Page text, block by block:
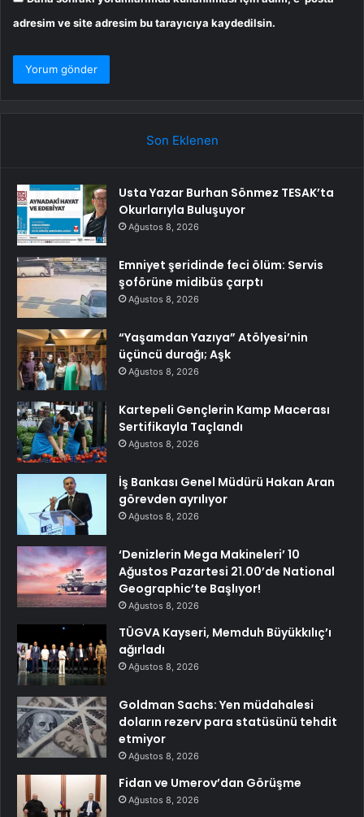
adresim ve site adresim bu tarayıcıya kaydedilsin.
Son Eklenen
Usta Yazar Burhan Sönmez TESAK’ta
Okurlarıyla Buluşuyor
Ağustos 8, 2026
Emniyet şeridinde feci ölüm: Servis
şoförüne midibüs çarptı
Ağustos 8, 2026
“Yaşamdan Yazıya” Atölyesi’nin
üçüncü durağı; Aşk
Ağustos 8, 2026
Kartepeli Gençlerin Kamp Macerası
Sertifikayla Taçlandı
Ağustos 8, 2026
İş Bankası Genel Müdürü Hakan Aran
görevden ayrılıyor
Ağustos 8, 2026
‘Denizlerin Mega Makineleri’ 10
Ağustos Pazartesi 21.00’de National
Geographic’te Başlıyor!
Ağustos 8, 2026
TÜGVA Kayseri, Memduh Büyükkılıç’ı
ağırladı
Ağustos 8, 2026
Goldman Sachs: Yen müdahalesi
doların rezerv para statüsünü tehdit
etmiyor
Ağustos 8, 2026
Fidan ve Umerov’dan Görüşme
Ağustos 8, 2026